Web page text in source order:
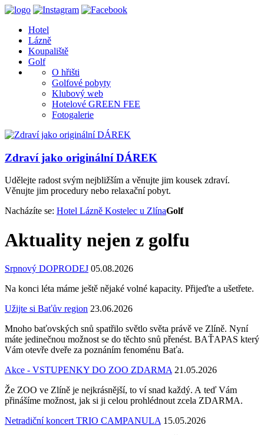
Hotel
Lázně
Koupaliště
Golf
O hřišti
Golfové pobyty
Klubový web
Hotelové GREEN FEE
Fotogalerie
Zdraví jako originální DÁREK
Udělejte radost svým nejbližším a věnujte jim kousek zdraví.
Věnujte jim procedury nebo relaxační pobyt.
Nacházíte se: Hotel Lázně Kostelec u ZlínaGolf
Aktuality nejen z golfu
Srpnový DOPRODEJ 05.08.2026
Na konci léta máme ještě nějaké volné kapacity. Přijeďte a ušetřete.
Užijte si Baťův region 23.06.2026
Mnoho baťovských snů spatřilo světlo světa právě ve Zlíně. Nyní
máte jedinečnou možnost se do těchto snů přenést. BAŤAPAS který
Vám otevře dveře za poznáním fenoménu Baťa.
Akce - VSTUPENKY DO ZOO ZDARMA 21.05.2026
Že ZOO ve Zlíně je nejkrásnější, to ví snad každý. A teď Vám
přinášíme možnost, jak si ji celou prohlédnout zcela ZDARMA.
Netradiční koncert TRIO CAMPANULA 15.05.2026